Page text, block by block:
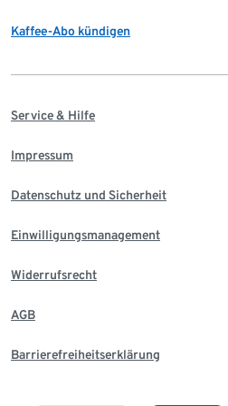
Kaffee-Abo kündigen
Service & Hilfe
Impressum
Datenschutz und Sicherheit
Einwilligungsmanagement
Widerrufsrecht
AGB
Barrierefreiheitserklärung